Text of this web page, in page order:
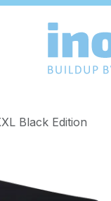
Black Edition